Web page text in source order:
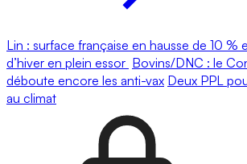
Lin : surface française en hausse de 10 %
d’hiver en plein essor Bovins/DNC : le
déboute encore les anti-vax Deux PPL
au climat